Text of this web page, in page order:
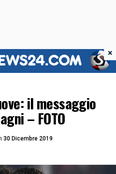
il messaggio
– FOTO
30 Dicembre 2019
×